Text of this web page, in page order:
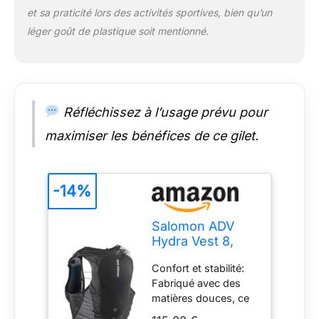
sentier
et sa praticité lors des activités sportives, bien qu’un
léger goût de plastique soit mentionné.
Réfléchissez à l’usage prévu pour
maximiser les bénéfices de ce gilet.
Salomon ADV
Hydra Vest 8,
d’hydratation de
Course avec
stabilité de
Confort, flacons
Confort et stabilité:
Fabriqué avec des
matières douces, ce
-14%